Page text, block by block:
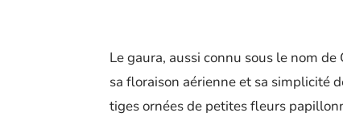
Le gaura, aussi connu sous le nom
sa floraison aérienne et sa simplicité
tiges ornées de petites fleurs